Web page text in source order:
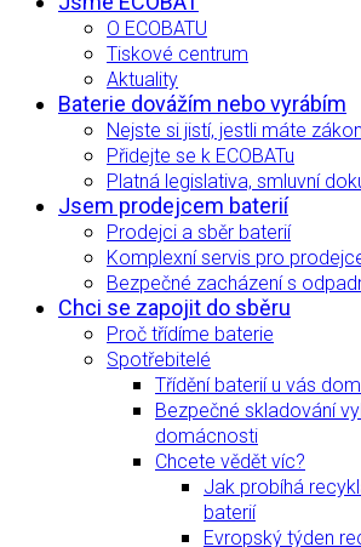
O ECOBATU
Tiskové centrum
Aktuality
Baterie dovážím nebo vyrábím
Nejste si jistí, jestli máte
Přidejte se k ECOBATu
Platná legislativa, smluvní
Jsem prodejcem baterií
Prodejci a sběr baterií
Komplexní servis pro
Bezpečné zacházení s
Chci se zapojit do sběru
Proč třídíme baterie
Spotřebitelé
Třídění baterií u vás
Bezpečné skladování
domácnosti
Chcete vědět víc?
Jak probíhá
baterií
Evropský týden